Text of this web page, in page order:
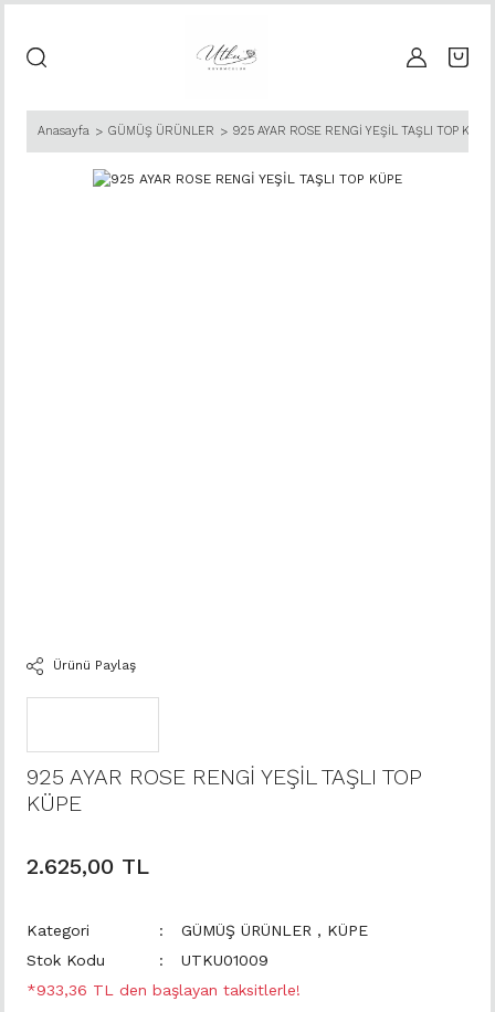
Anasayfa GÜMÜŞ ÜRÜNLER 925 AYAR ROSE RENGİ YEŞİL TAŞLI TOP KÜPE
Ürünü Paylaş
925 AYAR ROSE RENGİ YEŞİL TAŞLI TOP
KÜPE
2.625,00 TL
Kategori GÜMÜŞ ÜRÜNLER , KÜPE
Stok Kodu
UTKU01009
*933,36 TL den başlayan taksitlerle!